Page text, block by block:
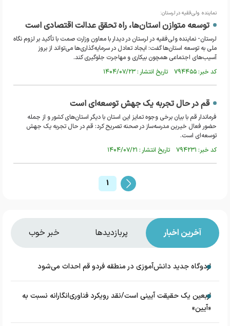
نماینده ولی‌فقیه در لرستان:
توسعه متوازن استان‌ها، راه تحقق عدالت اقتصادی است
لرستان- نماینده ولی‌فقیه در لرستان در دیدار با معاون وزارت صمت با تأکید بر لزوم نگاه
ملی به توسعه استان‌ها گفت: ایجاد تعادل در سرمایه‌گذاری‌ها می‌تواند از بروز
آسیب‌های اجتماعی همچون بیکاری و مهاجرت جلوگیری کند.
کد خبر: ۷۹۴۴۵۵ تاریخ انتشار : ۱۴۰۴/۰۷/۲۳
قم در حال تجربه یک جهش توسعه‌ای است
فرماندار قم با بیان برخی وجوه تمایز این استان با دیگر استان‌های کشور و از جمله
حضور فعال خیرین مدرسه‌ساز در صحنه تصریح کرد: قم در حال تجربه یک جهش
توسعه‌ای است.
کد خبر: ۷۹۴۲۳۱ تاریخ انتشار : ۱۴۰۴/۰۷/۲۱
1
آخرین اخبار پربازدیدها خبر خوب
اردوگاه جدید دانش‌آموزی در منطقه فردو قم احداث می‌شود
اربعین یک حقیقت آیینی است/نقد رویکرد فناوری‌انگارانه نسبت به
«آیین»